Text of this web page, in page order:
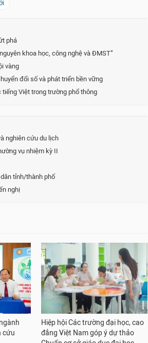
phá
khoa học, công nghệ và ĐMST”
vàng
đổi số và phát triển bền vững
tiếng Việt trong trường phổ thông
nghiên cứu du lịch
vụ nhiệm kỳ II
tỉnh/thành phố
nghị
cứu
Hiệp hội Các trường đại học, cao
đẳng Việt Nam góp ý dự thảo